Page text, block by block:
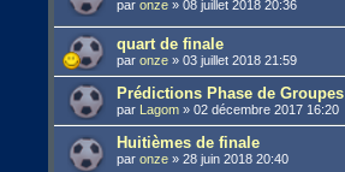
paronze »08 juillet 2018 20:36
quart de finale
paronze »03 juillet 2018 21:59
Prédictions Phase de Groupes
par Lagom »02 décembre 2017 16:20
Huitièmes de finale
paronze »28 juin 2018 20:40